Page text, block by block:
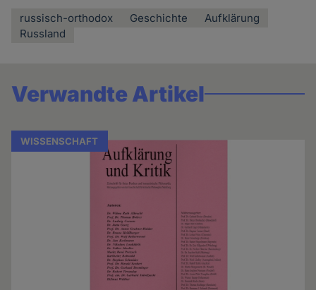
russisch-orthodox Geschichte
Aufklärung
Russland
Verwandte Artikel
WISSENSCHAFT